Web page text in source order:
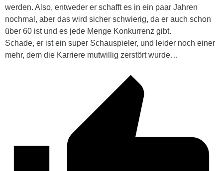
werden. Also, entweder er schafft es in ein paar Jahren
nochmal, aber das wird sicher schwierig, da er auch schon
über 60 ist und es jede Menge Konkurrenz gibt.
Schade, er ist ein super Schauspieler, und leider noch einer
mehr, dem die Karriere mutwillig zerstört wurde…